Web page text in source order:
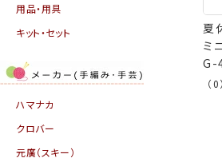
用品・用具
キット・セット
ハマナカ
クロバー
元廣（スキー）
夏
ミ
G-
（0）